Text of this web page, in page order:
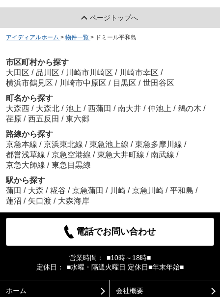
ページトップへ
アイディアルホーム > 物件一覧 > ドミール平和島
市区町村から探す
大田区 / 品川区 / 川崎市川崎区 / 川崎市幸区 /
横浜市鶴見区 / 川崎市中原区 / 目黒区 / 世田谷区
町名から探す
大森西 / 大森北 / 池上 / 西蒲田 / 南大井 / 仲池上 / 鵜の木 /
荏原 / 西五反田 / 東六郷
路線から探す
京急本線 / 京浜東北線 / 東急池上線 / 東急多摩川線 /
都営浅草線 / 京急空港線 / 東急大井町線 / 南武線 /
京急大師線 / 東急目黒線
駅から探す
蒲田 / 大森 / 糀谷 / 京急蒲田 / 川崎 / 京急川崎 / 平和島 /
蓮沼 / 矢口渡 / 大森海岸
電話でお問い合わせ
営業時間：
■10時～18時■
定休日：
■水曜・隔週火曜日 定休日■年末年始■
ホーム 会社概要